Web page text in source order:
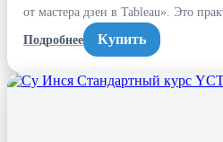
от мастера дзен в Tableau». Это
Подробнее
Купить